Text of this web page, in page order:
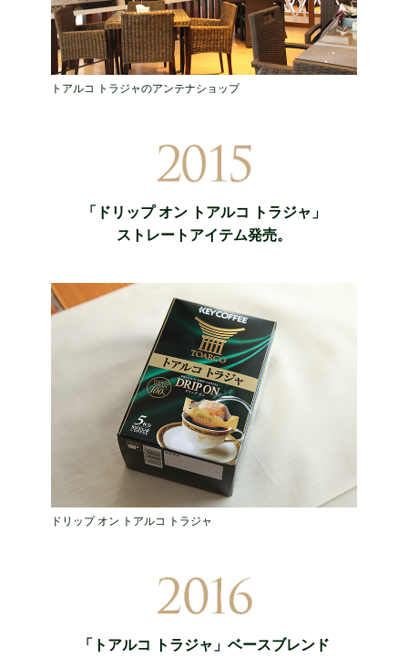
トアルコ トラジャのアンテナショップ
「ドリップ オン トアルコ トラジャ」
ストレートアイテム発売。
ドリップ オン トアルコ トラジャ
「トアルコ トラジャ」ベースブレンド